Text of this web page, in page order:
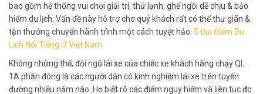
bao gồm hệ thống vui chơi giải trí, thứ lạnh, ghế ngồi dễ chịu & bảo
hiểm du lịch. Vấn đề này hỗ trợ cho quý khách rất có thể thư giãn &
tận thưởng chuyến hành trình một cách tuyệt hảo. 5 Địa Điểm Du
Lịch Nổi Tiếng Ở Việt Nam
Không những thế, đội ngũ lái xe của chiếc xe khách hàng chạy QL
1A phần đông là các người dân có kinh nghiệm lái xe trên tuyến
đường nhiều năm nào. Họ biết rõ các điểm nguy hiểm và liên tục đc